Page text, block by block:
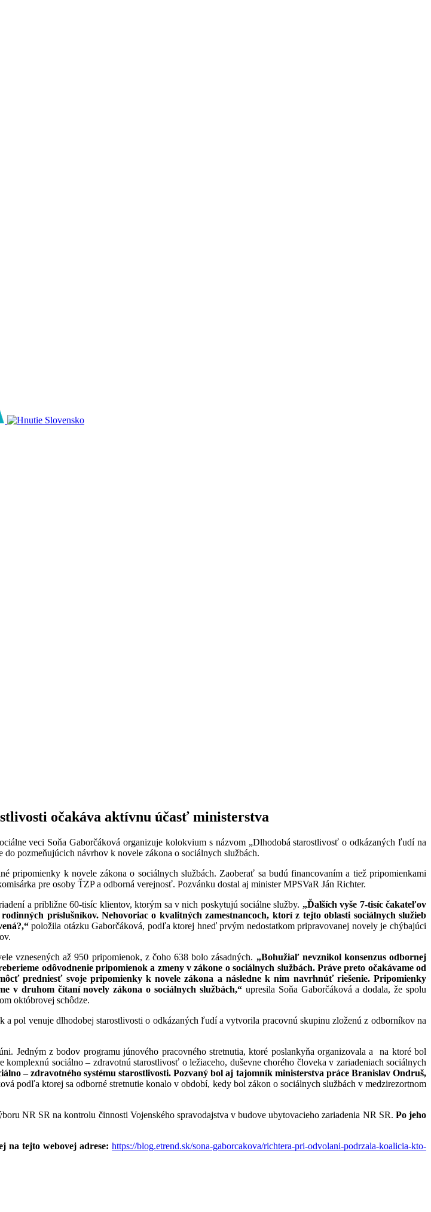
očakáva aktívnu účasť ministerstva
veci Soňa Gaborčáková organizuje kolokvium s názvom „Dlhodobá starostlivosť o odkázaných ľudí na
pozmeňujúcich návrhov k novele zákona o sociálnych službách.
pripomienky k novele zákona o sociálnych službách. Zaoberať sa budú financovaním a tiež pripomienkami
pre osoby ŤZP a odborná verejnosť. Pozvánku dostal aj minister MPSVaR Ján Richter.
a približne 60-tisíc klientov, ktorým sa v nich poskytujú sociálne služby. „Ďalších vyše 7-tisíc čakateľov
príslušníkov. Nehovoriac o kvalitných zamestnancoch, ktorí z tejto oblasti sociálnych služieb
položila otázku Gaborčáková, podľa ktorej hneď prvým nedostatkom pripravovanej novely je chýbajúci
vznesených až 950 pripomienok, z čoho 638 bolo zásadných. „Bohužiaľ nevznikol konsenzus odbornej
odôvodnenie pripomienok a zmeny v zákone o sociálnych službách. Práve preto očakávame od
predniesť svoje pripomienky k novele zákona a následne k nim navrhnúť riešenie. Pripomienky
v druhom čítaní novely zákona o sociálnych službách,“upresila Soňa Gaborčáková a dodala, že spolu
októbrovej schôdze.
pol venuje dlhodobej starostlivosti o odkázaných ľudí a vytvorila pracovnú skupinu zloženú z odborníkov na
Jedným z bodov programu júnového pracovného stretnutia, ktoré poslankyňa organizovala a na ktoré bol
sociálno – zdravotnú starostlivosť o ležiaceho, duševne chorého človeka v zariadeniach sociálnych
– zdravotného systému starostlivosti. Pozvaný bol aj tajomník ministerstva práce Branislav Ondruš,
podľa ktorej sa odborné stretnutie konalo v období, kedy bol zákon o sociálnych službách v medzirezortnom
NR SR na kontrolu činnosti Vojenského spravodajstva v budove ubytovacieho zariadenia NR SR. Po jeho
na tejto webovej adrese: https://blog.etrend.sk/sona-gaborcakova/richtera-pri-odvolani-podrzala-koalicia-kto-